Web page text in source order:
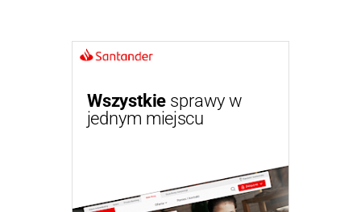
Wszystkie sprawy w
jednym miejscu